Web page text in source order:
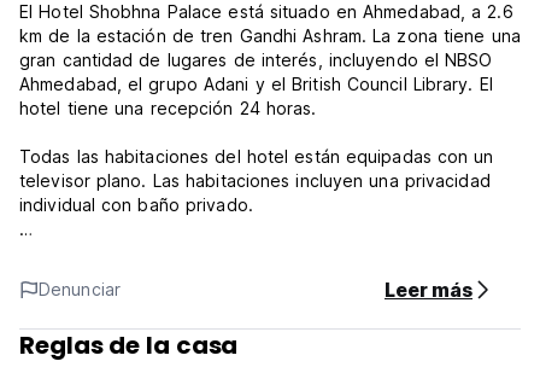
El Hotel Shobhna Palace está situado en Ahmedabad, a 2.6
km de la estación de tren Gandhi Ashram. La zona tiene una
gran cantidad de lugares de interés, incluyendo el NBSO
Ahmedabad, el grupo Adani y el British Council Library. El
hotel tiene una recepción 24 horas.
Todas las habitaciones del hotel están equipadas con un
televisor plano. Las habitaciones incluyen una privacidad
individual con baño privado.
Sardar Patel Stadium es a 6.8 km lejos. El aeropuerto más
cercano es el Sardar Vallabhbhai Patel International Airport,
a 6.9 km de la estación de alojamiento.
Denunciar Leer más
Reglas de la casa